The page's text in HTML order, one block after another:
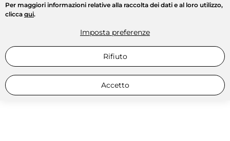
Per maggiori informazioni relative alla raccolta dei dati e al loro utilizzo,
clicca qui.
Imposta preferenze
Rifiuto
Accetto